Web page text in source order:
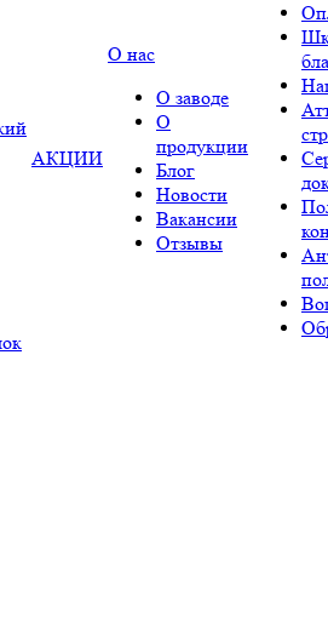
АКЦИИ
О нас
О заводе
О
продукции
Блог
Новости
Вакансии
Отзывы